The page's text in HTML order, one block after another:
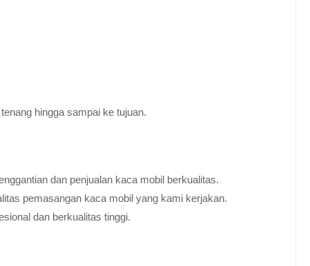
hingga sampai ke tujuan.
dan penjualan kaca mobil berkualitas.
pemasangan kaca mobil yang kami kerjakan.
dan berkualitas tinggi.